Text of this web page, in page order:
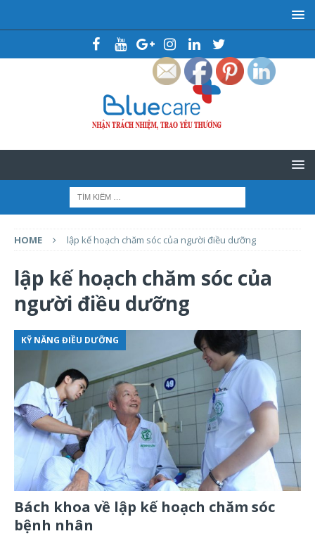
HOME lập kế hoạch chăm sóc của người điều dưỡng
lập kế hoạch chăm sóc của
người điều dưỡng
KỸ NĂNG ĐIỀU DƯỠNG
Bách khoa về lập kế hoạch chăm sóc
bệnh nhân